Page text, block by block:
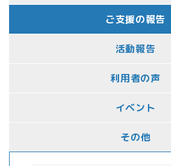
ご支援の報告
活動報告
利用者の声
イベント
その他